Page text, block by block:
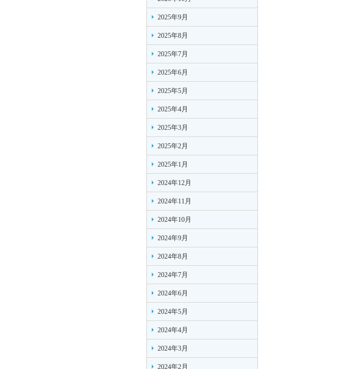
2025年9月
2025年8月
2025年7月
2025年6月
2025年5月
2025年4月
2025年3月
2025年2月
2025年1月
2024年12月
2024年11月
2024年10月
2024年9月
2024年8月
2024年7月
2024年6月
2024年5月
2024年4月
2024年3月
2024年2月